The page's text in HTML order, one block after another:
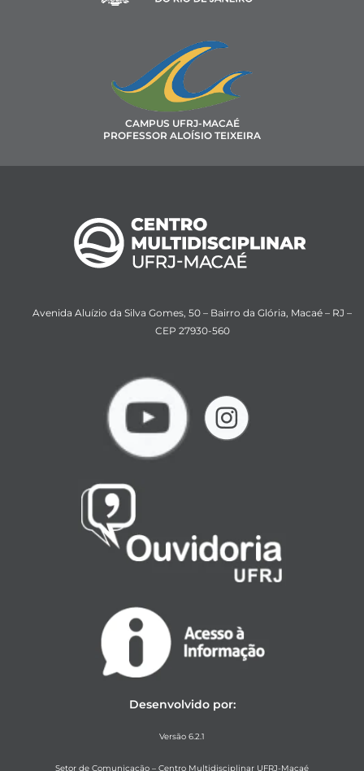
CAMPUS UFRJ-MACAÉ
PROFESSOR ALOÍSIO TEIXEIRA
Avenida Aluízio da Silva Gomes, 50 – Bairro da Glória, Macaé – RJ –
CEP 27930-560
Desenvolvido por:
Versão 6.2.1
Setor de Comunicação – Centro Multidisciplinar UFRJ-Macaé